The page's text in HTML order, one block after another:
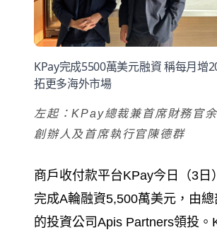
KPay完成5500萬美元融資 稱每月增
拓更多海外市場
左起：KPay總裁兼首席財務官
創辦人及首席執行官陳德群
商戶收付款平台KPay今日（3 日
完成A輪融資5,500萬美元，由
的投資公司Apis Partners領投。